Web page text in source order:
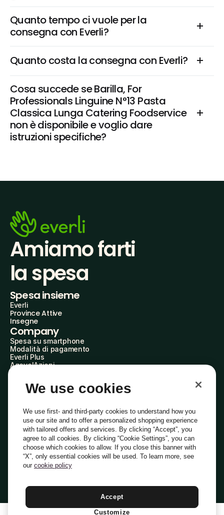
Quanto tempo ci vuole per la
consegna con Everli?
Quanto costa la consegna con Everli?
Cosa succede se Barilla, For
Professionals Linguine N°13 Pasta
Classica Lunga Catering Foodservice
non è disponibile e voglio dare
istruzioni specifiche?
Amiamo farti
la spesa
Spesa insieme
Everli
Province Attive
Insegne
Company
Spesa su smartphone
Modalità di pagamento
Everli Plus
AgevolAzioni
Everli Shoppers
Scopri chi siamo
Domande frequenti
Lavora con noi
Diventa Shopper
Investitori
PrivacyCookiePreferenze Cookie
Termini e Condizioni
Italiano
We use cookies
We use first- and third-party cookies to understand how you
use our site and to offer a personalized shopping experience
with tailored offers and services. By clicking “Accept”, you
agree to all cookies. By clicking “Cookie Settings”, you can
choose which cookies to allow. If you close this banner with
“X”, only essential cookies will be used. To learn more, see
our cookie policy
Accept
Customize